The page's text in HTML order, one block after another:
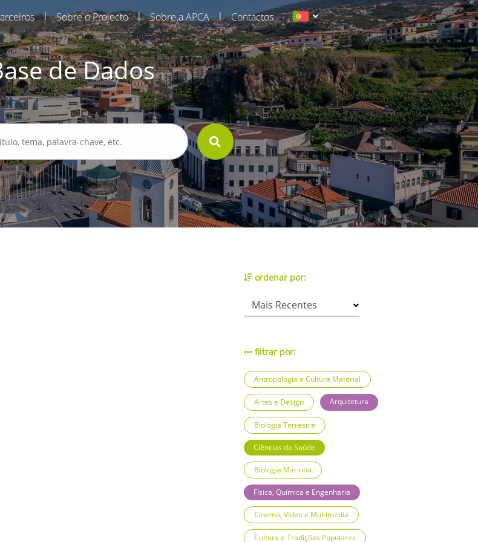
| Sobre o Projecto | Sobre a APCA | Contactos
de Dados
ordenar por:
filtrar por:
Antropologia e Cultura Material
Artes e Design Arquitetura
Biologia Terrestre
Ciências da Saúde
Biologia Marinha
Física, Química e Engenharia
Cinema, Vídeo e Multimédia
Cultura e Tradições Populares